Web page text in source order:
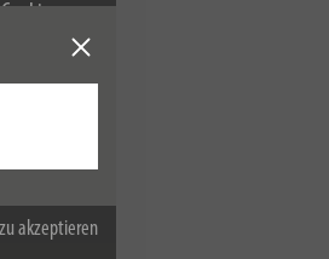
zu.
akzeptieren